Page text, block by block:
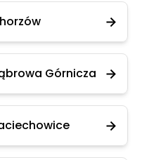
Górnicza